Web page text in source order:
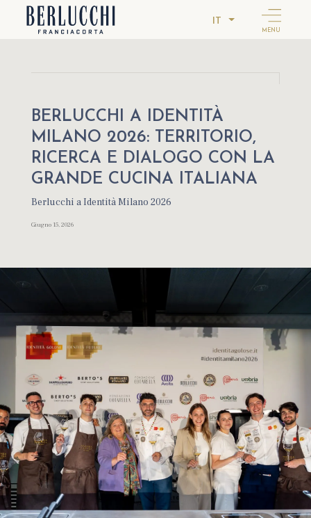
IT
MENU
BERLUCCHI A IDENTITÀ
MILANO 2026: TERRITORIO,
RICERCA E DIALOGO CON LA
GRANDE CUCINA ITALIANA
Berlucchi a Identità Milano 2026
Giugno 15, 2026